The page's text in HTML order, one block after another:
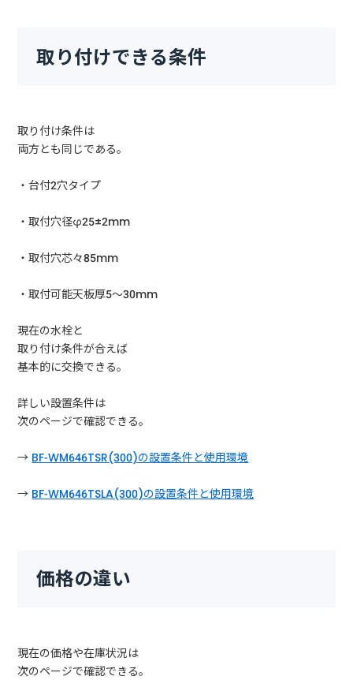
取り付けできる条件
取り付け条件は
両方とも同じである。
・台付2穴タイプ
・取付穴径φ25±2mm
・取付穴芯々85mm
・取付可能天板厚5～30mm
現在の水栓と
取り付け条件が合えば
基本的に交換できる。
詳しい設置条件は
次のページで確認できる。
→ BF-WM646TSR(300)の設置条件と使用環境
→ BF-WM646TSLA(300)の設置条件と使用環境
価格の違い
現在の価格や在庫状況は
次のページで確認できる。